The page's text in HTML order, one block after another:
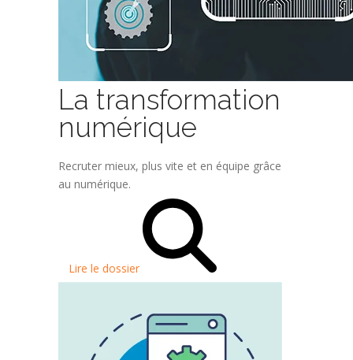
La transformation
numérique
Recruter mieux, plus vite et en équipe grâce
au numérique.
Lire le dossier